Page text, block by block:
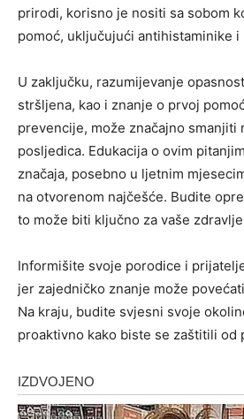
prirodi, korisno je nositi sa sobom
pomoć, uključujući antihistaminike i
U zaključku, razumijevanje
stršljena, kao i znanje o prvoj
prevencije, može značajno smanjiti
posljedica. Edukacija o ovim
značaja, posebno u ljetnim
na otvorenom najčešće. Budite
to može biti ključno za vaše
Informišite svoje porodice i
jer zajedničko znanje može
Na kraju, budite svjesni svoje
proaktivno kako biste se zaštitili